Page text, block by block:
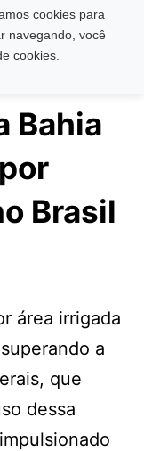
cookies para
navegando, você
cookies.
Bahia
Brasil
área irrigada
a
que
dessa